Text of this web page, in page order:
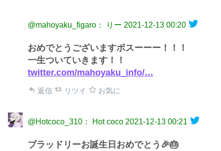
@mahoyaku_figaro： りー 2021-12-13 00:20
おめでとうございますボスーーー！！！
一生ついていきます！！
twitter.com/mahoyaku_info/…
返信 リツイ お気に
@Hotcoco_310： Hot coco 2021-12-13 00:21
ブラッドリーお誕生日おめでとう🎉🎂